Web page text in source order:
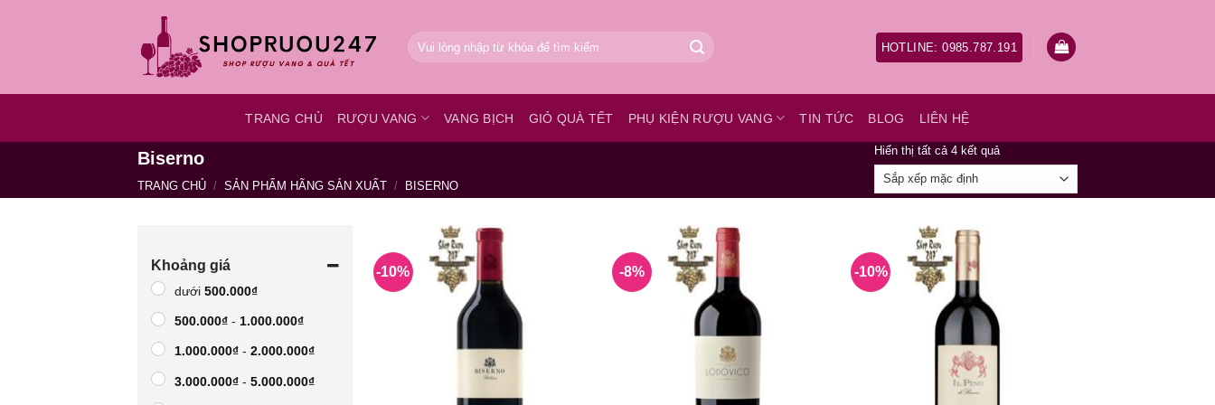
Tìm
kiếm:
HOTLINE: 0985.787.191
TRANG CHỦ RƯỢU VANG VANG BỊCH GIỎ QUÀ TẾT PHỤ KIỆN RƯỢU VANG TIN TỨC BLOG LIÊN HỆ
Biserno
TRANG CHỦ / SẢN PHẨM HÃNG SẢN XUẤT / BISERNO
Hiển thị tất cả 4 kết quả
Khoảng giá
dưới 500.000₫
500.000₫ - 1.000.000₫
1.000.000₫ - 2.000.000₫
3.000.000₫ - 5.000.000₫
-10% -8% -10%